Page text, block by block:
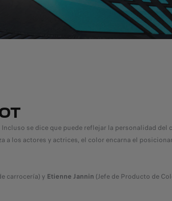
se dice que puede reflejar la personalidad del
a los actores y actrices, el color encarna el
carrocería) y Etienne Jannin (Jefe de Producto de